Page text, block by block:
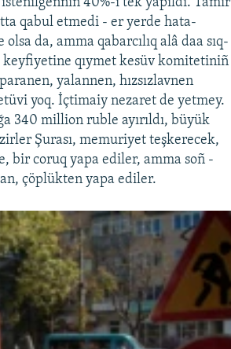
qabul etmedi - er yerde hata-
da, amma qabarcılıq alâ daa sıq-
keyfiyetine qıymet kesüv komitetiniñ
yalannen, hızsızlavnen
yoq. İçtimaiy nezaret de yetmey.
340 million ruble ayırıldı, büyük
Şurası, memuriyet teşkerecek,
bir coruq yapa ediler, amma soñ -
çöplükten yapa ediler.